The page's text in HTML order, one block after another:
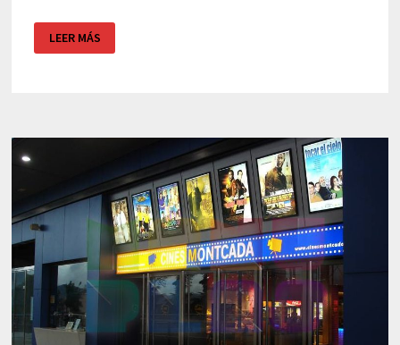
DJANGO
–
PELÍCULA
LEER MÁS